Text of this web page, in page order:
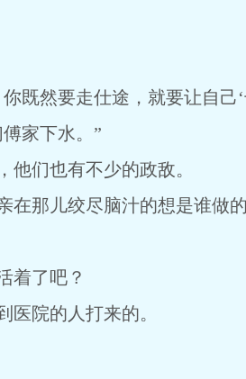
既然要走仕途，就要让自己‘
家下水。”
们也有不少的政敌。
在那儿绞尽脑汁的想是谁做
着了吧？
医院的人打来的。